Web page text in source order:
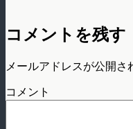
コメントを残す
メールアドレスが公開さ
コメント